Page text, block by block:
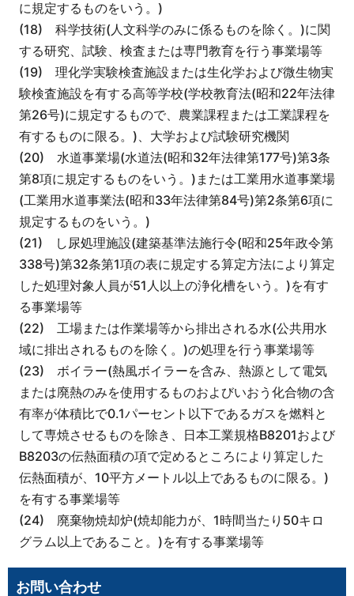
に規定するものをいう。)
(18) 科学技術(人文科学のみに係るものを除く。)に関
する研究、試験、検査または専門教育を行う事業場等
(19) 理化学実験検査施設または生化学および微生物実
験検査施設を有する高等学校(学校教育法(昭和22年法律
第26号)に規定するもので、農業課程または工業課程を
有するものに限る。)、大学および試験研究機関
(20) 水道事業場(水道法(昭和32年法律第177号)第3条
第8項に規定するものをいう。)または工業用水道事業場
(工業用水道事業法(昭和33年法律第84号)第2条第6項に
規定するものをいう。)
(21) し尿処理施設(建築基準法施行令(昭和25年政令第
338号)第32条第1項の表に規定する算定方法により算定
した処理対象人員が51人以上の浄化槽をいう。)を有す
る事業場等
(22) 工場または作業場等から排出される水(公共用水
域に排出されるものを除く。)の処理を行う事業場等
(23) ボイラー(熱風ボイラーを含み、熱源として電気
または廃熱のみを使用するものおよびいおう化合物の含
有率が体積比で0.1パーセント以下であるガスを燃料と
して専焼させるものを除き、日本工業規格B8201および
B8203の伝熱面積の項で定めるところにより算定した
伝熱面積が、10平方メートル以上であるものに限る。)
を有する事業場等
(24) 廃棄物焼却炉(焼却能力が、1時間当たり50キロ
グラム以上であること。)を有する事業場等
お問い合わせ